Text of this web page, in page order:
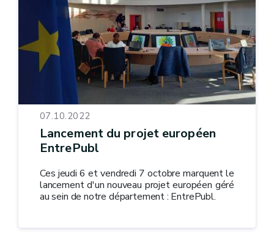
07.10.2022
Lancement du projet européen
EntrePubl
Ces jeudi 6 et vendredi 7 octobre marquent le
lancement d'un nouveau projet européen géré
au sein de notre département : EntrePubl.